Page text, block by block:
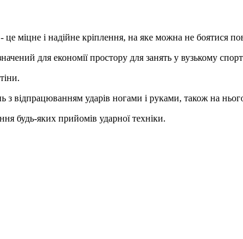
це міцне і надійне кріплення, на яке можна не боятися
для економії простору для занять у вузькому
з відпрацюванням ударів ногами і руками, також на
будь-яких прийомів ударної техніки.